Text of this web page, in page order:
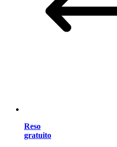
Reso
gratuito